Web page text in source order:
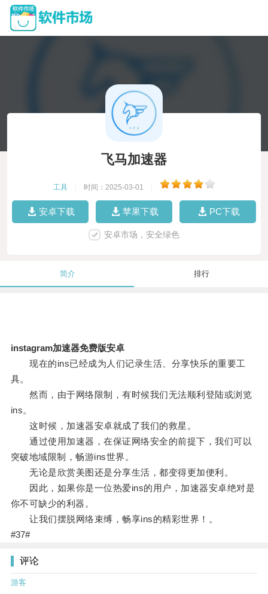
飞马加速器
工具 时间：2025-03-01
安卓下载 苹果下载 PC下载
安卓市场，安全绿色
简介 排行
instagram加速器免费版安卓
现在的ins已经成为人们记录生活、分享快乐的重要工
具。
然而，由于网络限制，有时候我们无法顺利登陆或浏览
ins。
这时候，加速器安卓就成了我们的救星。
通过使用加速器，在保证网络安全的前提下，我们可以
突破地域限制，畅游ins世界。
无论是欣赏美图还是分享生活，都变得更加便利。
因此，如果你是一位热爱ins的用户，加速器安卓绝对是
你不可缺少的利器。
让我们摆脱网络束缚，畅享ins的精彩世界！。
#37#
评论
游客